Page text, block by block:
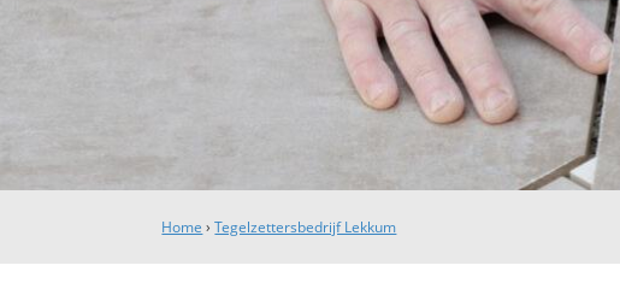
Home ›Tegelzettersbedrijf Lekkum